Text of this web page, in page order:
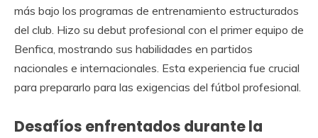
más bajo los programas de entrenamiento estructurados
del club. Hizo su debut profesional con el primer equipo de
Benfica, mostrando sus habilidades en partidos
nacionales e internacionales. Esta experiencia fue crucial
para prepararlo para las exigencias del fútbol profesional.
Desafíos enfrentados durante la